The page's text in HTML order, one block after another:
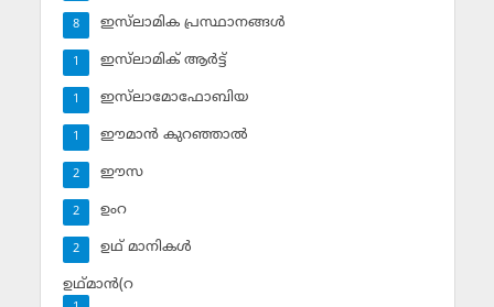
ഇസ്‌ലാമിക പ്രസ്ഥാനങ്ങള്‍
8
ഇസ്‌ലാമിക് ആര്‍ട്ട്
1
ഇസ്‌ലാമോഫോബിയ
1
ഈമാന്‍ കുറഞ്ഞാല്‍
1
ഈസ
2
ഉംറ
2
ഉഥ് മാനികള്‍
2
ഉഥ്മാന്‍(റ